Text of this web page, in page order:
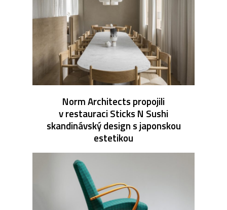
Norm Architects propojili
v restauraci Sticks N Sushi
skandinávský design s japonskou
estetikou